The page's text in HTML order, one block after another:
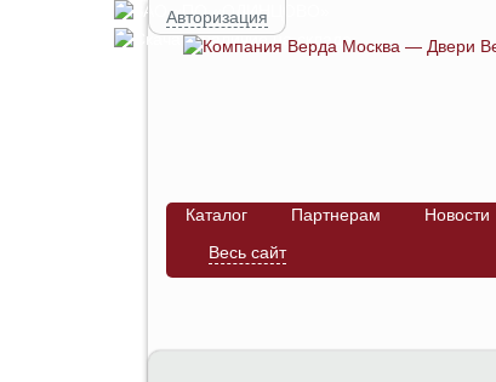
Авторизация
Каталог Партнерам Новости
Весь сайт